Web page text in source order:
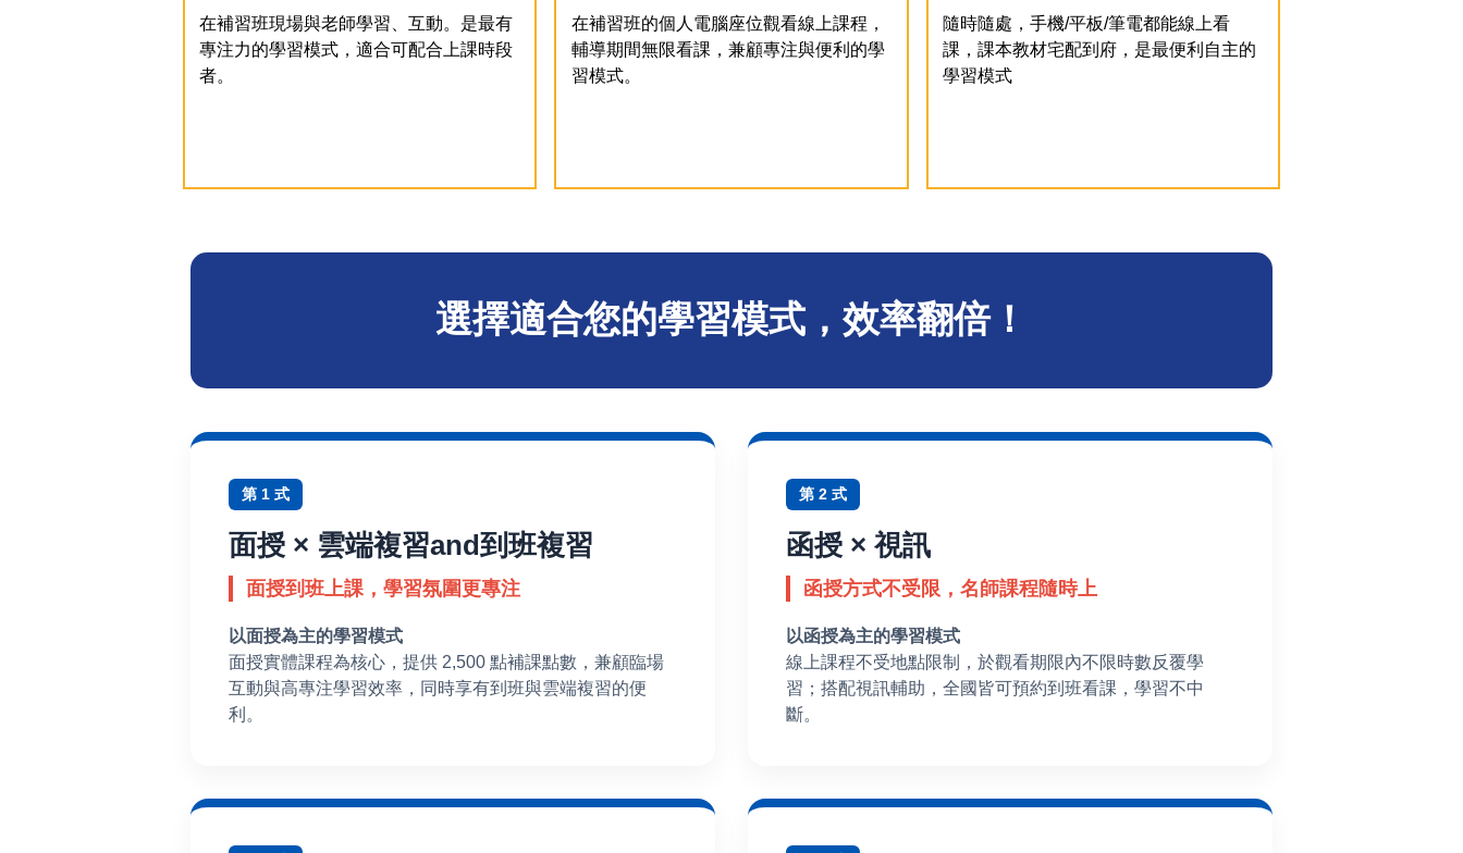
在補習班現場與老師學習、互動。是最有
專注力的學習模式，適合可配合上課時段
者。
在補習班的個人電腦座位觀看線上課程，
輔導期間無限看課，兼顧專注與便利的學
習模式。
隨時隨處，手機/平板/筆電都能線上看
課，課本教材宅配到府，是最便利自主的
學習模式
選擇適合您的學習模式，效率翻倍！
第 1 式
面授 × 雲端複習and到班複習
面授到班上課，學習氛圍更專注
以面授為主的學習模式
面授實體課程為核心，提供 2,500 點補課點數，兼顧臨場
互動與高專注學習效率，同時享有到班與雲端複習的便
利。
第 2 式
函授 × 視訊
函授方式不受限，名師課程隨時上
以函授為主的學習模式
線上課程不受地點限制，於觀看期限內不限時數反覆學
習；搭配視訊輔助，全國皆可預約到班看課，學習不中
斷。